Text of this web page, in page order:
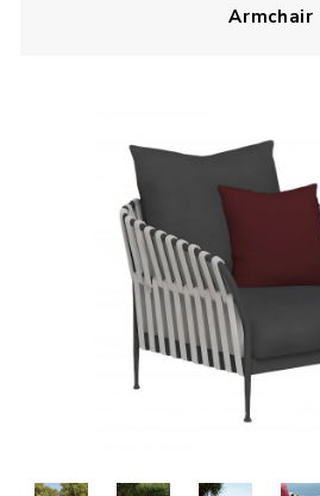
Armchair